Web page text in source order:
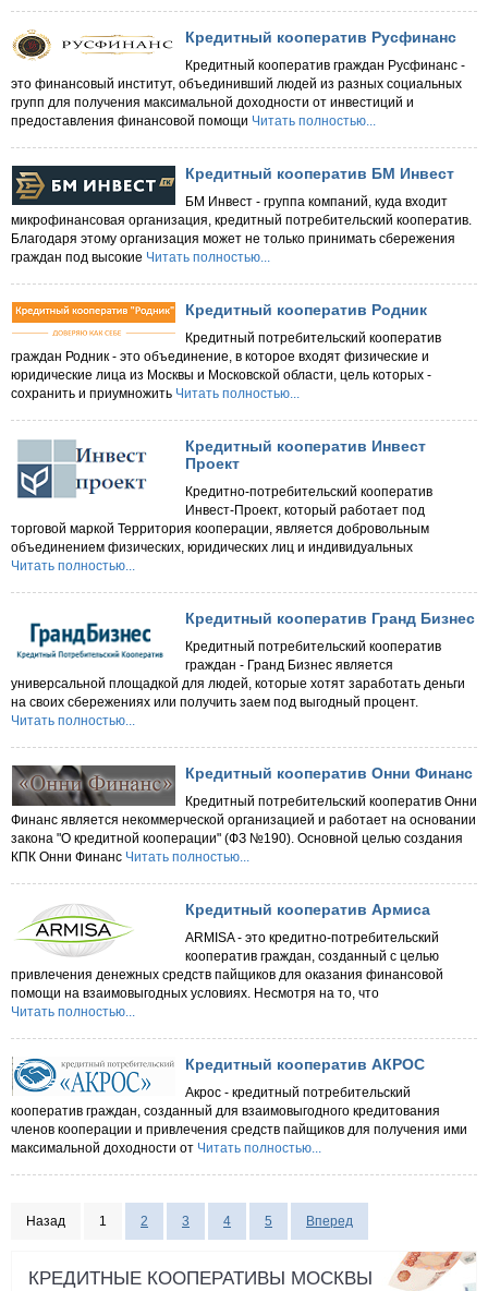
Кредитный кооператив Русфинанс
Кредитный кооператив граждан Русфинанс -
это финансовый институт, объединивший людей из разных социальных
групп для получения максимальной доходности от инвестиций и
предоставления финансовой помощи Читать полностью...
Кредитный кооператив БМ Инвест
БМ Инвест - группа компаний, куда входит
микрофинансовая организация, кредитный потребительский кооператив.
Благодаря этому организация может не только принимать сбережения
граждан под высокие Читать полностью...
Кредитный кооператив Родник
Кредитный потребительский кооператив
граждан Родник - это объединение, в которое входят физические и
юридические лица из Москвы и Московской области, цель которых -
сохранить и приумножить Читать полностью...
Кредитный кооператив Инвест
Проект
Кредитно-потребительский кооператив
Инвест-Проект, который работает под
торговой маркой Территория кооперации, является добровольным
объединением физических, юридических лиц и индивидуальных
Читать полностью...
Кредитный кооператив Гранд Бизнес
Кредитный потребительский кооператив
граждан - Гранд Бизнес является
универсальной площадкой для людей, которые хотят заработать деньги
на своих сбережениях или получить заем под выгодный процент.
Читать полностью...
Кредитный кооператив Онни Финанс
Кредитный потребительский кооператив Онни
Финанс является некоммерческой организацией и работает на основании
закона "О кредитной кооперации" (ФЗ №190). Основной целью создания
КПК Онни Финанс Читать полностью...
Кредитный кооператив Армиса
ARMISA - это кредитно-потребительский
кооператив граждан, созданный с целью
привлечения денежных средств пайщиков для оказания финансовой
помощи на взаимовыгодных условиях. Несмотря на то, что
Читать полностью...
Кредитный кооператив АКРОС
Акрос - кредитный потребительский
кооператив граждан, созданный для взаимовыгодного кредитования
членов кооперации и привлечения средств пайщиков для получения ими
максимальной доходности от Читать полностью...
Назад 1 2 3 4 5 Вперед
КРЕДИТНЫЕ КООПЕРАТИВЫ МОСКВЫ